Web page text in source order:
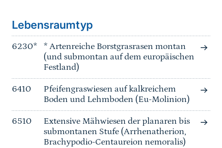
Lebensraumtyp
6230*
* Artenreiche Borstgrasrasen montan
(und submontan auf dem europäischen
Festland)
6410
Pfeifengraswiesen auf kalkreichem
Boden und Lehmboden (Eu-Molinion)
6510
Extensive Mähwiesen der planaren bis
submontanen Stufe (Arrhenatherion,
Brachypodio-Centaureion nemoralis)